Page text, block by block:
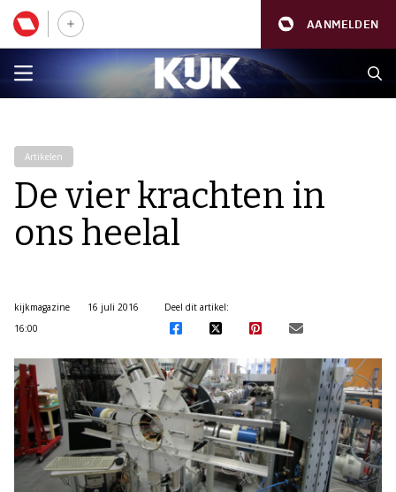
AANMELDEN
Artikelen
De vier krachten in
ons heelal
kijkmagazine
16 juli 2016
16:00
Deel dit artikel: